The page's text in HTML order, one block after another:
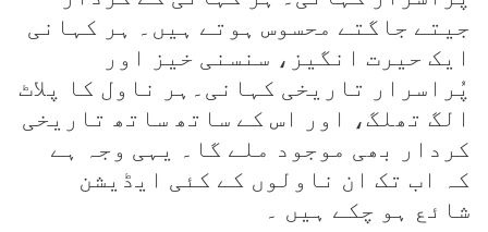
جیتے جاگتے محسوس ہوتے ہیں۔ ہر کہانی
ایک حیرت انگیز، سنسنی خیز اور
پُراسرار تاریخی کہانی۔ہر ناول کا پلاٹ
الگ تھلگ، اور اس کے ساتھ ساتھ تاریخی
کردار بھی موجود ملے گا۔ یہی وجہ ہے
کہ اب تک ان ناولوں کے کئی ایڈیشن
شائع ہو چکے ہیں ۔